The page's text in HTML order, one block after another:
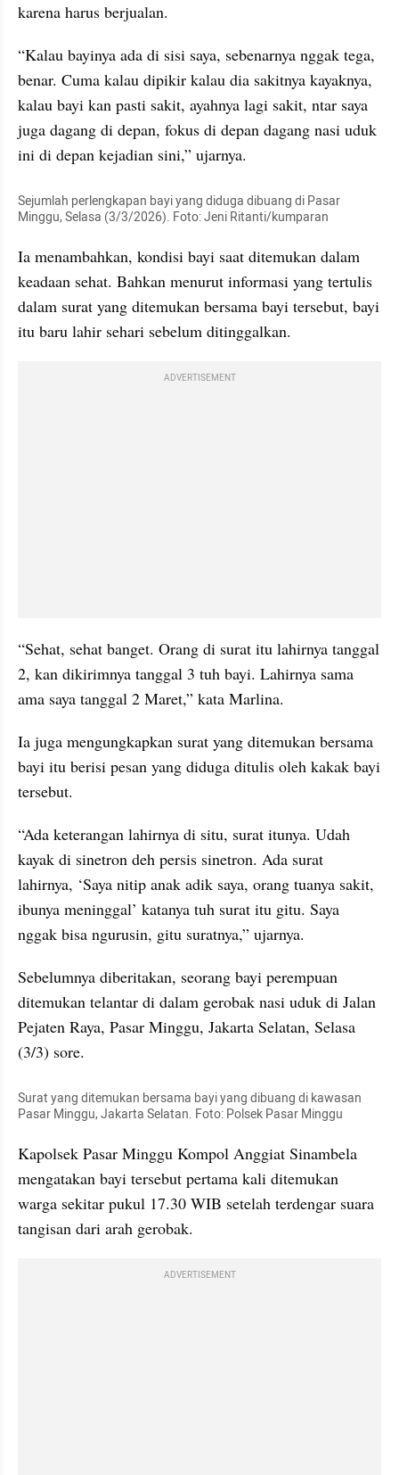
karena harus berjualan.
“Kalau bayinya ada di sisi saya, sebenarnya nggak tega,
benar. Cuma kalau dipikir kalau dia sakitnya kayaknya,
kalau bayi kan pasti sakit, ayahnya lagi sakit, ntar saya
juga dagang di depan, fokus di depan dagang nasi uduk
ini di depan kejadian sini,” ujarnya.
Sejumlah perlengkapan bayi yang diduga dibuang di Pasar
Minggu, Selasa (3/3/2026). Foto: Jeni Ritanti/kumparan
Ia menambahkan, kondisi bayi saat ditemukan dalam
keadaan sehat. Bahkan menurut informasi yang tertulis
dalam surat yang ditemukan bersama bayi tersebut, bayi
itu baru lahir sehari sebelum ditinggalkan.
ADVERTISEMENT
“Sehat, sehat banget. Orang di surat itu lahirnya tanggal
2, kan dikirimnya tanggal 3 tuh bayi. Lahirnya sama
ama saya tanggal 2 Maret,” kata Marlina.
Ia juga mengungkapkan surat yang ditemukan bersama
bayi itu berisi pesan yang diduga ditulis oleh kakak bayi
tersebut.
“Ada keterangan lahirnya di situ, surat itunya. Udah
kayak di sinetron deh persis sinetron. Ada surat
lahirnya, ‘Saya nitip anak adik saya, orang tuanya sakit,
ibunya meninggal’ katanya tuh surat itu gitu. Saya
nggak bisa ngurusin, gitu suratnya,” ujarnya.
Sebelumnya diberitakan, seorang bayi perempuan
ditemukan telantar di dalam gerobak nasi uduk di Jalan
Pejaten Raya, Pasar Minggu, Jakarta Selatan, Selasa
(3/3) sore.
Surat yang ditemukan bersama bayi yang dibuang di kawasan
Pasar Minggu, Jakarta Selatan. Foto: Polsek Pasar Minggu
Kapolsek Pasar Minggu Kompol Anggiat Sinambela
mengatakan bayi tersebut pertama kali ditemukan
warga sekitar pukul 17.30 WIB setelah terdengar suara
tangisan dari arah gerobak.
ADVERTISEMENT